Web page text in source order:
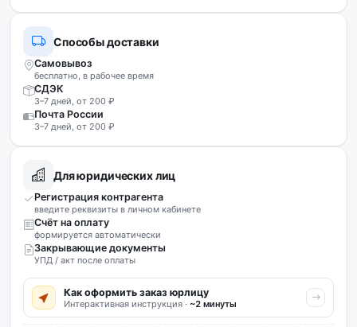
Способы доставки
Самовывоз
бесплатно, в рабочее время
СДЭК
3–7 дней, от 200 ₽
Почта России
3–7 дней, от 200 ₽
Для юридических лиц
Регистрация контрагента
введите реквизиты в личном кабинете
Счёт на оплату
формируется автоматически
Закрывающие документы
УПД / акт после оплаты
Как оформить заказ юрлицу
Интерактивная инструкция · ~2 минуты